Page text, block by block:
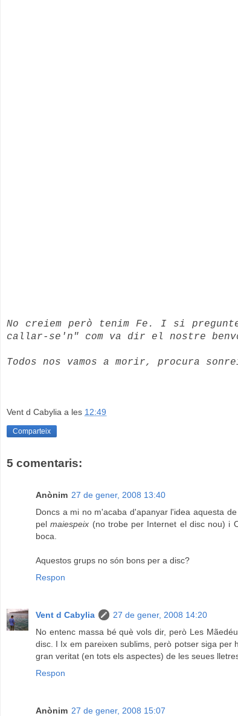
No creiem però tenim Fe. I si
callar-se'n" com va dir el nostre
Todos nos vamos a morir, procura
Vent d Cabylia a les 12:49
Comparteix
5 comentaris:
Anònim 27 de gener, 2008 13:40
Doncs a mi no m'acaba d'apanyar l'idea aquesta
pelmaiespeix (no trobe per Internet el disc nou) i
boca.
Aquestos grups no són bons per a disc?
Respon
Vent d Cabylia
27 de gener, 2008 14:20
No entenc massa bé què vols dir, però Les
disc. I Ix em pareixen sublims, però potser siga per
gran veritat (en tots els aspectes) de les seues
Respon
Anònim 27 de gener, 2008 15:07